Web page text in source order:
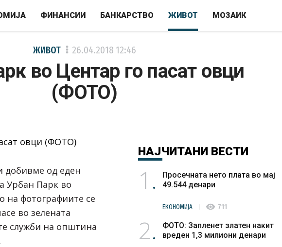
ФИНАНСИИ БАНКАРСТВО ЖИВОТ МОЗАИК
ЖИВОТ 26.04.2018 12:46
во Центар го пасат овци
(ФОТО)
добивме од еден
Урбан Парк во
фотографиите се
во зелената
служби на општина
НАЈЧИТАНИ ВЕСТИ
1
Просечната нето плата во мај
49.544 денари
ЕКОНОМИЈА visibility 711
2
ФОТО: Запленет златен накит
вреден 1,3 милиони денари